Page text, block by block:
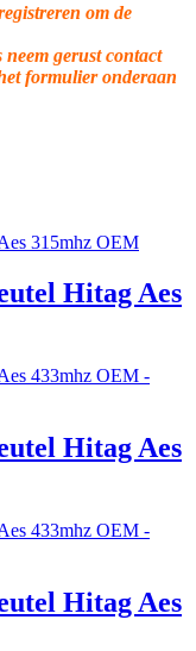
om de
gerust contact
formulier onderaan
Hitag Aes
Hitag Aes
Hitag Aes